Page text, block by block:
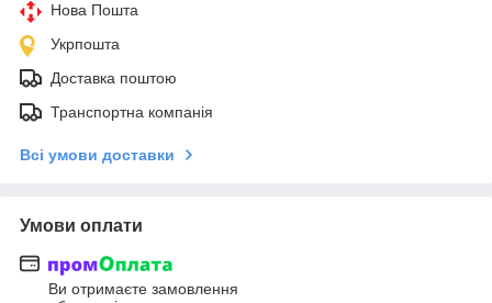
Нова Пошта
Укрпошта
Доставка поштою
Транспортна компанія
Всі умови доставки
Умови оплати
Ви отримаєте замовлення